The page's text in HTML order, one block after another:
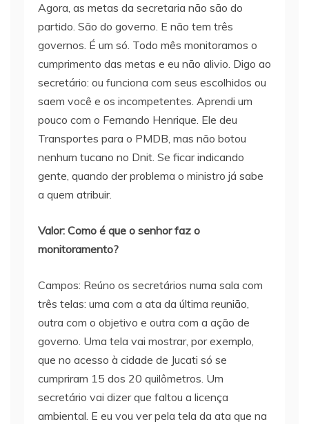
Agora, as metas da secretaria não são do
partido. São do governo. E não tem três
governos. É um só. Todo mês monitoramos o
cumprimento das metas e eu não alivio. Digo ao
secretário: ou funciona com seus escolhidos ou
saem você e os incompetentes. Aprendi um
pouco com o Fernando Henrique. Ele deu
Transportes para o PMDB, mas não botou
nenhum tucano no Dnit. Se ficar indicando
gente, quando der problema o ministro já sabe
a quem atribuir.
Valor: Como é que o senhor faz o
monitoramento?
Campos: Reúno os secretários numa sala com
três telas: uma com a ata da última reunião,
outra com o objetivo e outra com a ação de
governo. Uma tela vai mostrar, por exemplo,
que no acesso à cidade de Jucati só se
cumpriram 15 dos 20 quilômetros. Um
secretário vai dizer que faltou a licença
ambiental. E eu vou ver pela tela da ata que na